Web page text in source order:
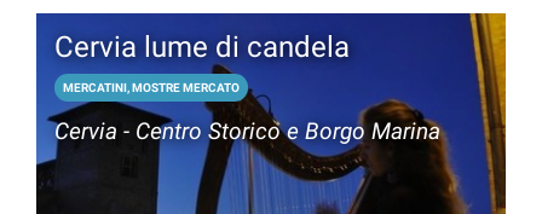
Cervia lume di candela
MERCATINI, MOSTRE MERCATO
Cervia - Centro Storico e Borgo Marina